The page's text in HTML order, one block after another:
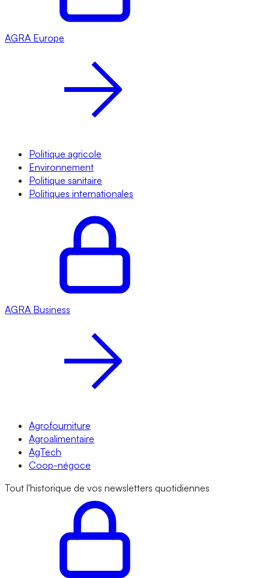
AGRA Europe
Politique agricole
Environnement
Politique sanitaire
Politiques internationales
AGRA Business
Agrofourniture
Agroalimentaire
AgTech
Coop-négoce
Tout l'historique de vos newsletters quotidiennes